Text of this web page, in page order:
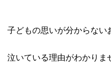
子どもの思いが分からない
泣いている理由がわかりま